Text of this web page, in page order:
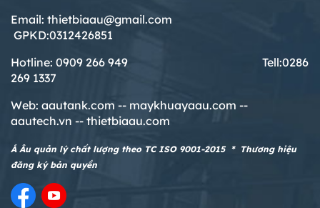
Email: thietbiaau@gmail.com
GPKD:0312426851
Hotline: 0909 266 949 Tell:0286
269 1337
Web: aautank.com -- maykhuayaau.com --
aautech.vn -- thietbiaau.com
Á Âu quản lý chất lượng theo TC ISO 9001-2015 * Thương hiệu
đăng ký bản quyền